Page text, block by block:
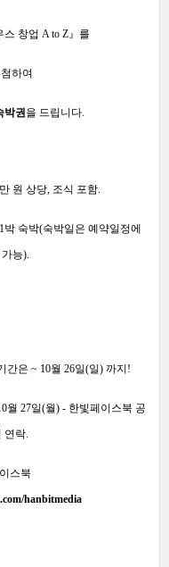
창업 A to Z』를
하여
박권을 드립니다.
원 상당, 조식 포함.
박 숙박(숙박일은 예약일정에
능).
간은 ~ 10월 26일(일) 까지!
월 27일(월) - 한빛페이스북 공
연락.
스북
hanbitmedia